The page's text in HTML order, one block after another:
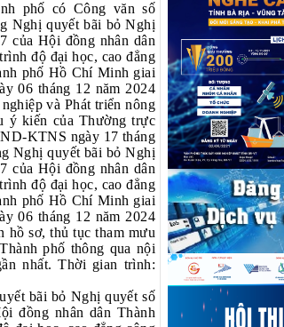
phố có Công văn số
Nghị quyết bãi bỏ Nghị
của Hội đồng nhân dân
độ đại học, cao đẳng
phố Hồ Chí Minh giai
06 tháng 12 năm 2024
và Phát triển nông
ý kiến của Thường trực
KTNS ngày 17 tháng
Nghị quyết bãi bỏ Nghị
của Hội đồng nhân dân
độ đại học, cao đẳng
phố Hồ Chí Minh giai
06 tháng 12 năm 2024
hồ sơ, thủ tục tham mưu
phố thông qua nội
nhất. Thời gian trình:
bãi bỏ Nghị quyết số
đồng nhân dân Thành